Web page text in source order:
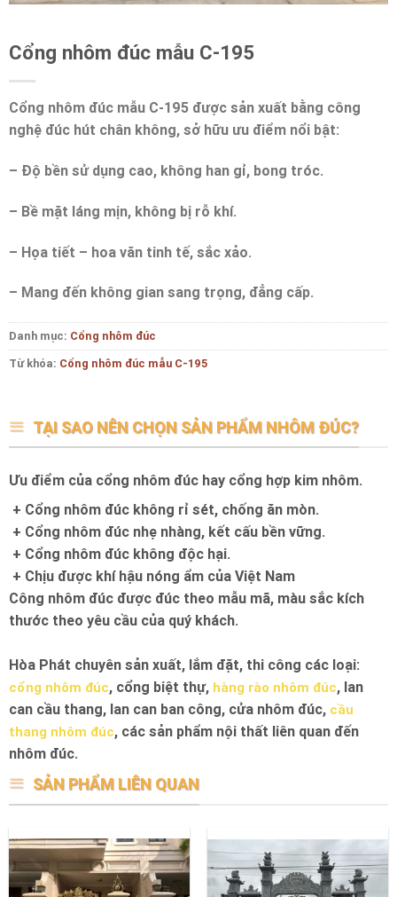
Cổng nhôm đúc mẫu C-195
Cổng nhôm đúc mẫu C-195 được sản xuất bằng công
nghệ đúc hút chân không, sở hữu ưu điểm nổi bật:
– Độ bền sử dụng cao, không han gỉ, bong tróc.
– Bề mặt láng mịn, không bị rỗ khí.
– Họa tiết – hoa văn tinh tế, sắc xảo.
– Mang đến không gian sang trọng, đẳng cấp.
Danh mục: Cổng nhôm đúc
Từ khóa: Cổng nhôm đúc mẫu C-195
TẠI SAO NÊN CHỌN SẢN PHẨM NHÔM ĐÚC?
Ưu điểm của cổng nhôm đúc hay cổng hợp kim nhôm.
+ Cổng nhôm đúc không rỉ sét, chống ăn mòn.
+ Cổng nhôm đúc nhẹ nhàng, kết cấu bền vững.
+ Cổng nhôm đúc không độc hại.
+ Chịu được khí hậu nóng ẩm của Việt Nam
Công nhôm đúc được đúc theo mẫu mã, màu sắc kích
thước theo yêu cầu của quý khách.
Hòa Phát chuyên sản xuất, lắm đặt, thi công các loại:
cổng nhôm đúc, cổng biệt thự, hàng rào nhôm đúc, lan
can cầu thang, lan can ban công, cửa nhôm đúc, cầu
thang nhôm đúc, các sản phẩm nội thất liên quan đến
nhôm đúc.
SẢN PHẨM LIÊN QUAN